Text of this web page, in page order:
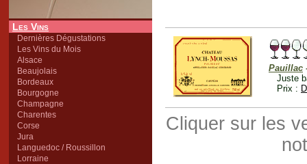
Les Vins
Dernières Dégustations
Les Vins du Mois
Alsace
Beaujolais
Bordeaux
Bourgogne
Champagne
Charentes
Corse
Jura
Languedoc / Roussillon
Lorraine
Pauillac
Juste
Prix :
Cliquer sur les